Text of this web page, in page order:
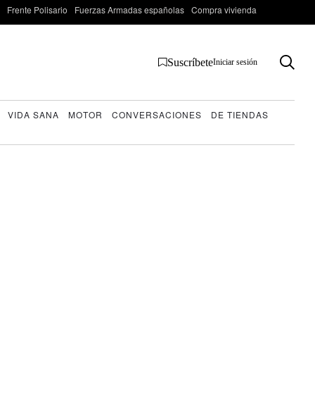
Frente Polisario Fuerzas Armadas españolas Compra vivienda
SuscríbeteIniciar sesión
VIDA SANA MOTOR CONVERSACIONES
DE TIENDAS